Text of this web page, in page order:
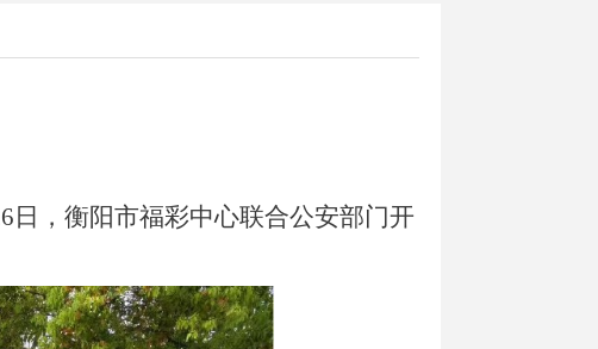
日，衡阳市福彩中心联合公安部门开